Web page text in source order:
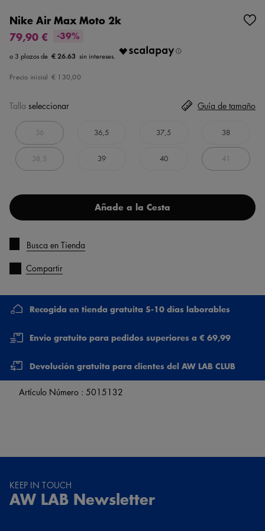
Nike Air Max Moto 2k
79,90 €
-39%
€ 26.63
Precio inicial € 130,00
Talla seleccionar
36 36,5 37,5 38
38,5 39 40 41
Guía de tamaño
Añade a la Cesta
Busca en Tienda
Compartir
Recogida en tienda gratuita 5-10 días laborables
Envío gratuito para pedidos superiores a € 69,99
Devolución gratuita para clientes del AW LAB CLUB
Artículo Número : 5015132
KEEP IN TOUCH
AW LAB Newsletter